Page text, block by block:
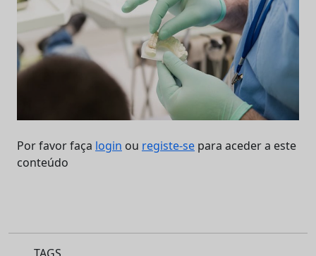
Por favor faça login ou registe-se para aceder a este
conteúdo